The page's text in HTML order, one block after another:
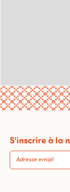
S'inscrire à la